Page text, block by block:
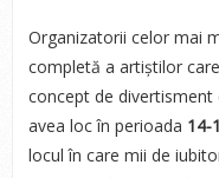
Organizatorii celor mai
completă a artiștilor
concept de divertisment
avea loc în perioada 14-
locul în care mii de